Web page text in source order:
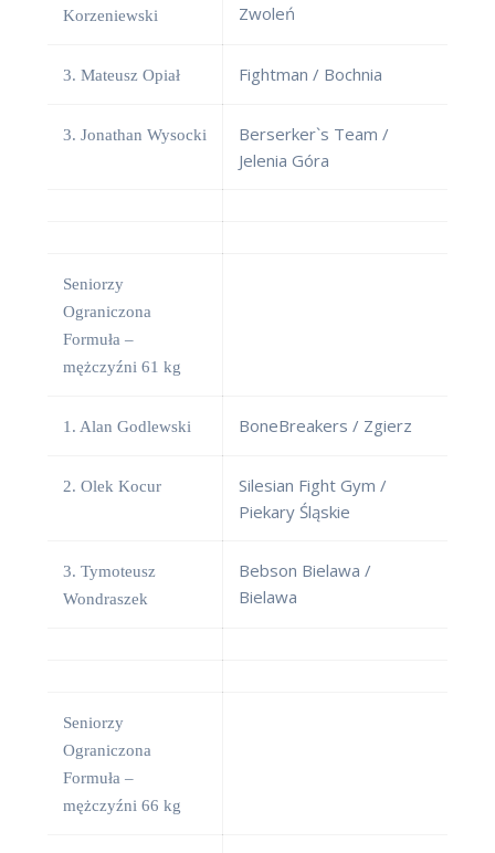
Korzeniewski
Zwoleń
3. Mateusz Opiał Fightman / Bochnia
3. Jonathan Wysocki
Berserker`s Team /
Jelenia Góra
Seniorzy
Ograniczona
Formuła –
mężczyźni 61 kg
1. Alan Godlewski BoneBreakers / Zgierz
2. Olek Kocur
Silesian Fight Gym /
Piekary Śląskie
3. Tymoteusz
Wondraszek
Bebson Bielawa /
Bielawa
Seniorzy
Ograniczona
Formuła –
mężczyźni 66 kg